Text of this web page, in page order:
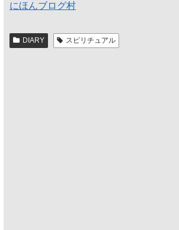
にほんブログ村
DIARY スピリチュアル